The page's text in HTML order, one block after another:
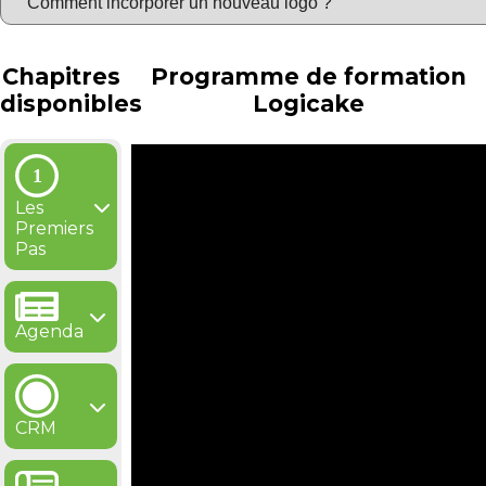
Chapitres
disponibles
Les
Premiers
Pas
Agenda
CRM
Programme de formation
Logicake